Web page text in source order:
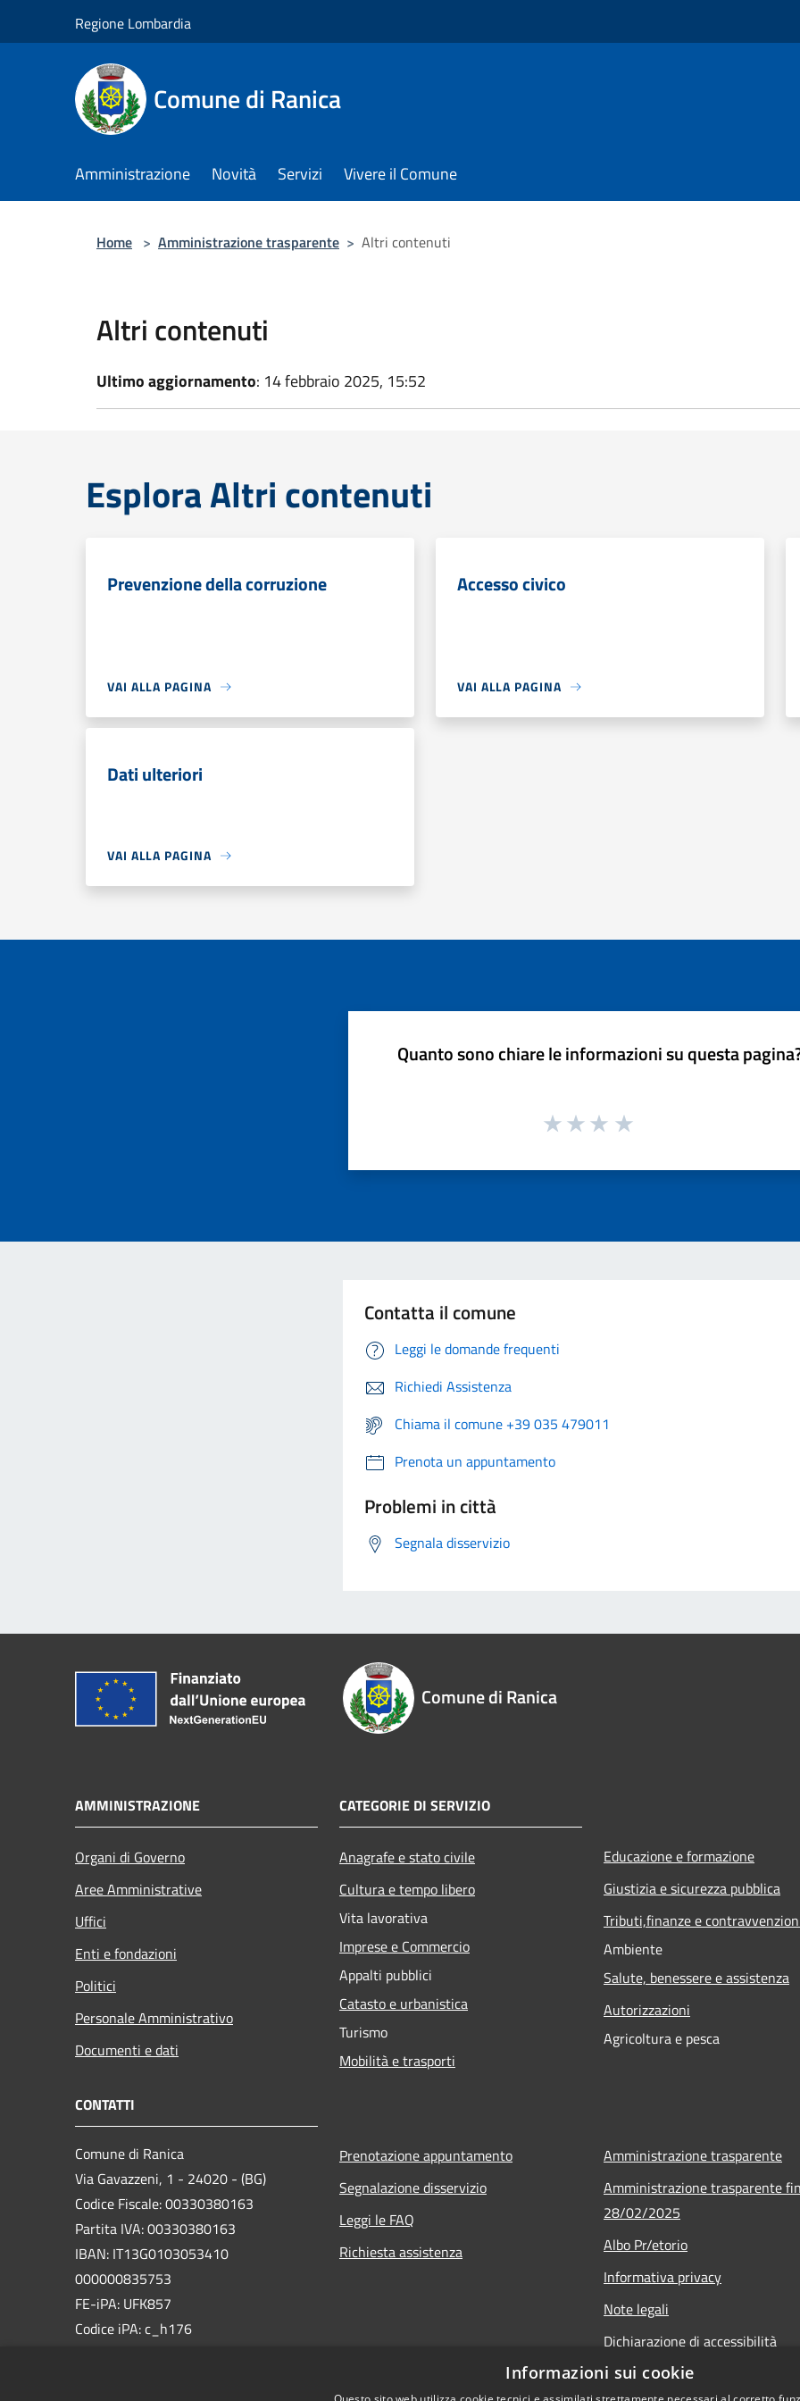
Regione Lombardia
Comune di Ranica
Amministrazione Novità Servizi Vivere il Comune
Home > Amministrazione trasparente > Altri contenuti
Altri contenuti
Ultimo aggiornamento: 14 febbraio 2025, 15:52
Esplora Altri contenuti
Prevenzione della corruzione
VAI ALLA PAGINA
Accesso civico
VAI ALLA PAGINA
Dati ulteriori
VAI ALLA PAGINA
Quanto sono chiare le informazioni su questa
Contatta il comune
Leggi le domande frequenti
Richiedi Assistenza
Chiama il comune +39 035 479011
Prenota un appuntamento
Problemi in città
Segnala disservizio
Comune di Ranica
AMMINISTRAZIONE
Organi di Governo
Aree Amministrative
Uffici
Enti e fondazioni
Politici
Personale Amministrativo
Documenti e dati
CATEGORIE DI SERVIZIO
Anagrafe e stato civile
Cultura e tempo libero
Vita lavorativa
Imprese e Commercio
Appalti pubblici
Catasto e urbanistica
Turismo
Mobilità e trasporti
Educazione e formazione
Giustizia e sicurezza pubblica
Tributi,finanze e
Ambiente
Salute, benessere e assistenza
Autorizzazioni
Agricoltura e pesca
CONTATTI
Comune di Ranica
Via Gavazzeni, 1 - 24020 - (BG)
Codice Fiscale: 00330380163
Partita IVA: 00330380163
IBAN: IT13G0103053410
000000835753
FE-iPA: UFK857
Codice iPA: c_h176
Prenotazione appuntamento
Segnalazione disservizio
Leggi le FAQ
Richiesta assistenza
Amministrazione trasparente
Amministrazione trasparente
28/02/2025
Albo Pr/etorio
Informativa privacy
Note legali
Dichiarazione di accessibilità
Obiettivi di accessibilità
Informazioni sui cookie